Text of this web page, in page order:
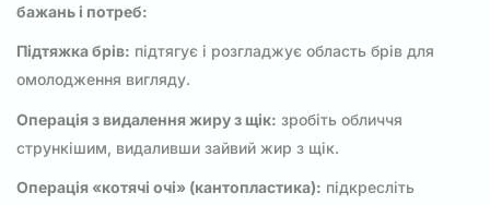
бажань і потреб:
Підтяжка брів: підтягує і розгладжує область брів для
омолодження вигляду.
Операція з видалення жиру з щік: зробіть обличчя
стрункішим, видаливши зайвий жир з щік.
Операція «котячі очі» (кантопластика): підкресліть